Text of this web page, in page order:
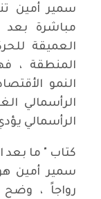
سمير أمين
مباشرة بعد
العميقة
المنطقة ،
النمو
الرأسمالي
الرأسمالي
كتاب " ما بعد
سمير أمين
رواجاً ،